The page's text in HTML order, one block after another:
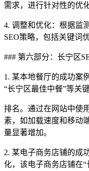
需求，进行针对性的优化
4. 调整和优化：根据监
SEO策略，包括关键词
### 第六部分：长宁区
1. 某本地餐厅的成功案
“长宁区最佳中餐”等关
排名。通过在网站中使
素，如加载速度和移动
量显著增加。
2. 某电子商务店铺的成
化，该电子商务店铺在